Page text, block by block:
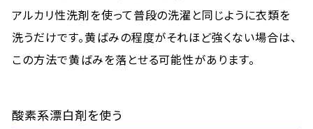
アルカリ性洗剤を使って普段の洗濯と同じように衣類を
洗うだけです。黄ばみの程度がそれほど強くない場合は、
この方法で黄ばみを落とせる可能性があります。
酸素系漂白剤を使う